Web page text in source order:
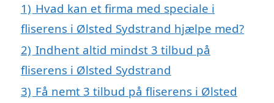
1) Hvad kan et firma med speciale i
fliserens i Ølsted Sydstrand hjælpe med?
2) Indhent altid mindst 3 tilbud på
fliserens i Ølsted Sydstrand
3) Få nemt 3 tilbud på fliserens i Ølsted